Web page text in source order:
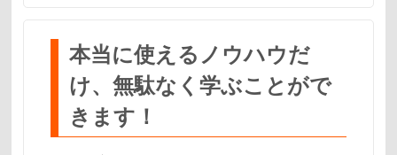
本当に使えるノウハウだ
け、無駄なく学ぶことがで
きます！